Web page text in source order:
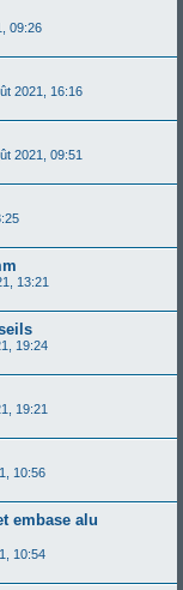
09:26
2021, 16:16
2021, 09:51
13:21
19:24
19:21
10:56
embase alu
10:54